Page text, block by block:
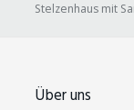
Stelzenhaus mit
Über uns